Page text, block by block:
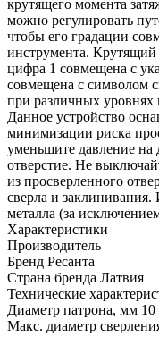
крутящего момента
можно регулировать
чтобы его градации
инструмента.
цифра 1 совмещена с
совмещена с символом
при различных уровнях
Данное устройство
минимизации риска
уменьшите давление на
отверстие. Не
из просверленного
сверла и заклинивания.
металла (за
Характеристики
Производитель
Бренд Ресанта
Страна бренда Латвия
Технические
Диаметр патрона, мм
Макс. диаметр